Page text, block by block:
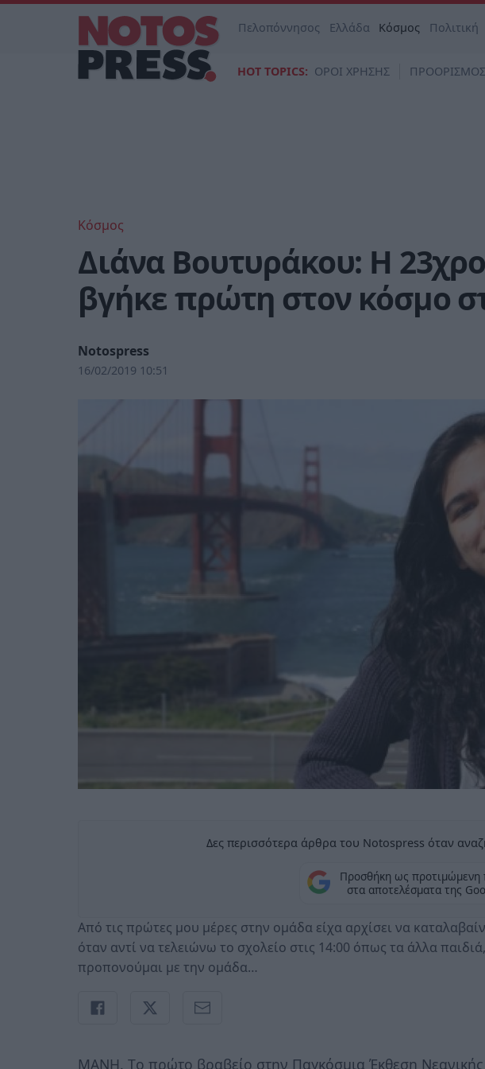
Πελοπόννησος Ελλάδα Κόσμος Πολιτική
HOT TOPICS: ΟΡΟΙ ΧΡΗΣΗΣ ΠΡΟΟΡΙΣΜΟΣ
Κόσμος
Διάνα Βουτυράκου: Η
βγήκε πρώτη στον κόσμο
Notospress
16/02/2019 10:51
Δες περισσότερα άρθρα του Notospress όταν
Προσθήκη ως προτιμώμενη
στα αποτελέσματα της
Από τις πρώτες μου μέρες στην ομάδα είχα αρχίσει να
όταν αντί να τελειώνω το σχολείο στις 14:00 όπως τα άλλα
προπονούμαι με την ομάδα…
ΜΑΝΗ. Tο πρώτο βραβείο στην Παγκόσμια Έκθεση Νεανικής